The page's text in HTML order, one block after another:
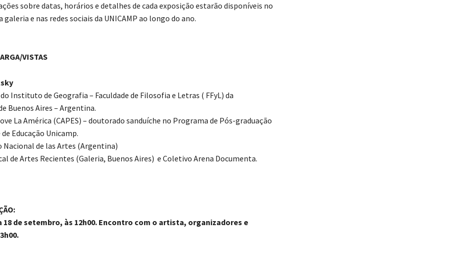
sobre datas, horários e detalhes de cada exposição estarão disponíveis no
e nas redes sociais da UNICAMP ao longo do ano.
VISTAS
Instituto de Geografia – Faculdade de Filosofia e Letras ( FFyL) da
Buenos Aires – Argentina.
La América (CAPES) – doutorado sanduíche no Programa de Pós-graduação
de Educação Unicamp.
Nacional de las Artes (Argentina)
de Artes Recientes (Galeria, Buenos Aires) e Coletivo Arena Documenta.
18 de setembro, às 12h00. Encontro com o artista, organizadores e